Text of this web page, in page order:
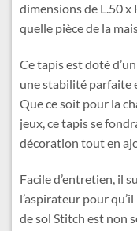
dimensions de L.50 x
quelle pièce de la
Ce tapis est doté
une stabilité parfaite
Que ce soit pour la
jeux, ce tapis se
décoration tout en
Facile d’entretien, il
l’aspirateur pour
de sol Stitch est non